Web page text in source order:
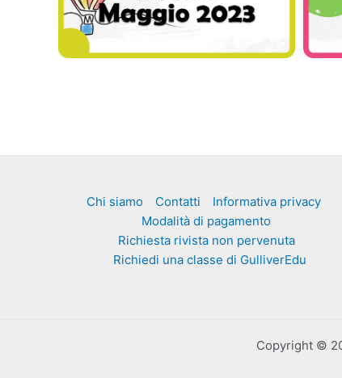
Chi siamo Contatti
Informativa privacy
Modalità di pagamento
Richiesta rivista non pervenuta
Richiedi una classe di GulliverEdu
Copyright ©